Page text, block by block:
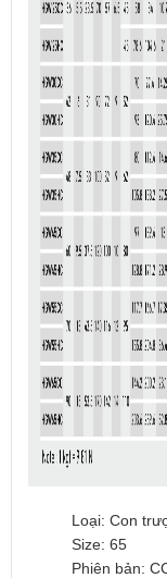
Loại: Con
Size: 65
Phiên bản: